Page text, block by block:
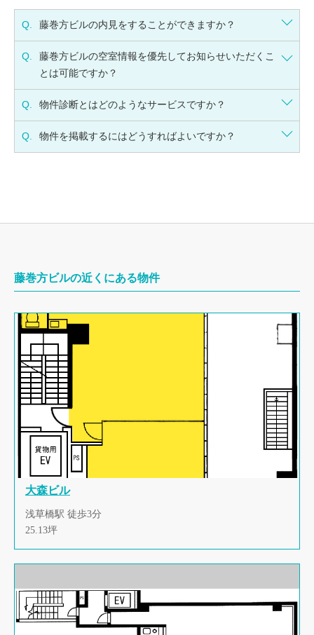
Q. 藤巻方ビルの内見をすることができますか？
Q.
藤巻方ビルの空室情報を優先してお知らせいただくこ
とは可能ですか？
Q. 物件診断とはどのようなサービスですか？
Q. 物件を掲載するにはどうすればよいですか？
藤巻方ビルの近くにある物件
大森ビル
浅草橋駅 徒歩3分
25.13坪